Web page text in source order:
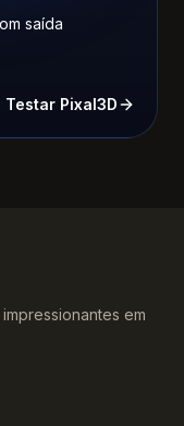
saída
Testar Pixal3D
em